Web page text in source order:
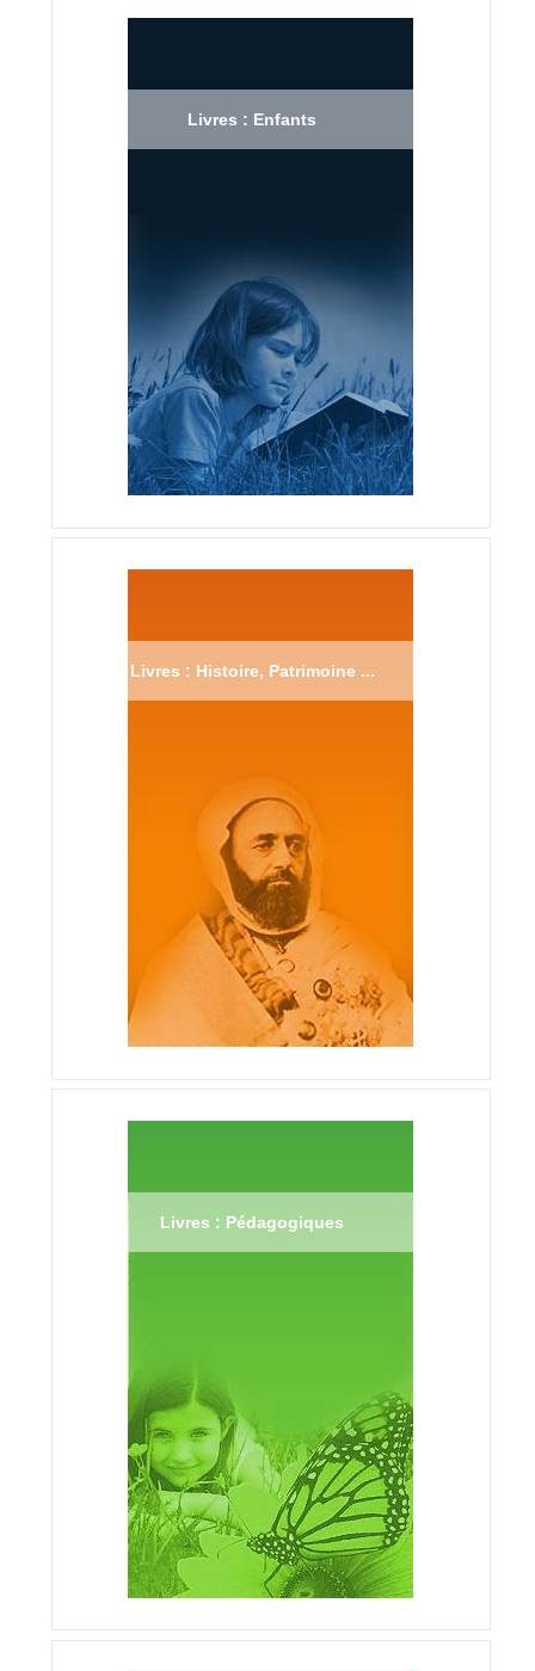
Livres : Enfants
Livres : Histoire, Patrimoine ...
Livres : Pédagogiques